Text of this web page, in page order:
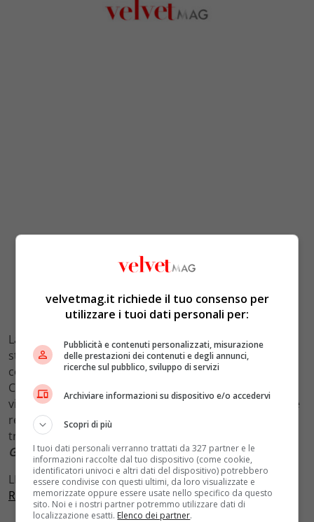
La musica finisce la notte del2 giugno 1981. Ha31 anni
sta correndo su Via Nomentana incrocio via XXI Aprile
con la sua Volvo 343 e si schianta contro un camion.
Cinque ospedali ne rifiutano il ricovero, come da
visionario ha cantato neLa ballata di Renzo.Sono state
realizzate innumerevoli raccolte dei suoi brani, remix,
tributi, cover, un film, perché
Gianna, Aidae le altre non passerà mai.
LEGGI ANCHE:I Maneskin apriranno il concerto dei
Rolling Stones a Las Vegas
velvetmag.it richiede il tuo consenso per
utilizzare i tuoi dati personali per:
Pubblicità e contenuti personalizzati, misurazione
delle prestazioni dei contenuti e degli annunci,
ricerche sul pubblico, sviluppo di servizi
Archiviare informazioni su dispositivo e/o accedervi
Scopri di più
I tuoi dati personali verranno trattati da 327 partner e le
informazioni raccolte dal tuo dispositivo (come cookie,
identificatori univoci e altri dati del dispositivo) potrebbero
essere condivise con questi ultimi, da loro visualizzate e
memorizzate oppure essere usate nello specifico da questo
sito. Noi e i nostri partner potremmo utilizzare dati di
localizzazione esatti. Elenco dei partner.